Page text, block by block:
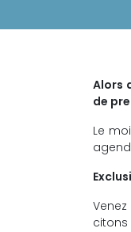
Alors
de
Le
citons